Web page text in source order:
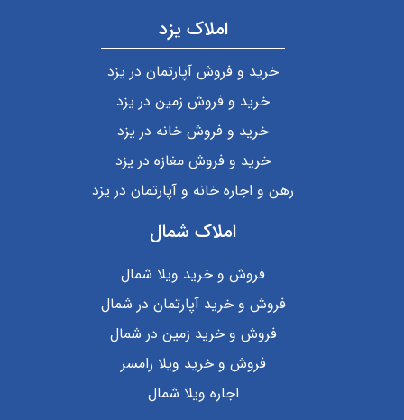
املاک یزد
خرید و فروش آپارتمان در یزد
خرید و فروش زمین در یزد
خرید و فروش خانه در یزد
خرید و فروش مغازه در یزد
رهن و اجاره خانه و آپارتمان در یزد
املاک شمال
فروش و خرید ویلا شمال
فروش و خرید آپارتمان در شمال
فروش و خرید زمین در شمال
فروش و خرید ویلا رامسر
اجاره ویلا شمال